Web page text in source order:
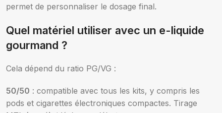
permet de personnaliser le dosage final.
Quel matériel utiliser avec un e-liquide
gourmand ?
Cela dépend du ratio PG/VG :
50/50 : compatible avec tous les kits, y compris les
pods et cigarettes électroniques compactes. Tirage